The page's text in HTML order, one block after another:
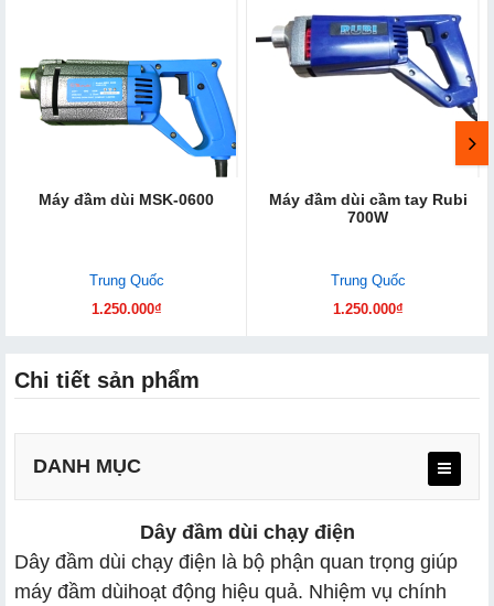
Máy đầm dùi MSK-0600
Trung Quốc
1.250.000₫
Máy đầm dùi cầm tay Rubi
700W
Trung Quốc
1.250.000₫
Chi tiết sản phẩm
DANH MỤC
Dây đầm dùi chạy điện
Dây đầm dùi chạy điện là bộ phận quan trọng giúp
máy đầm dùihoạt động hiệu quả. Nhiệm vụ chính